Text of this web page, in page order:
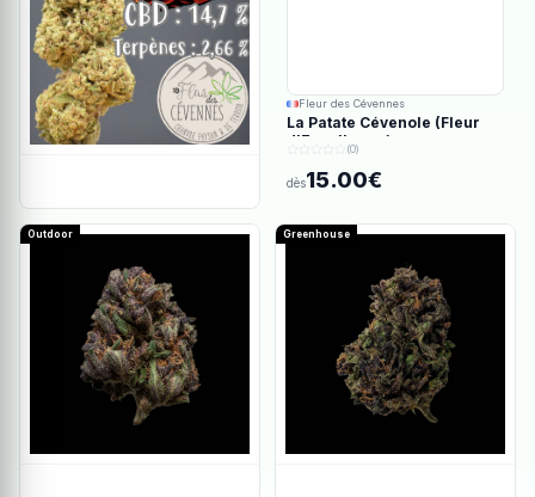
Fleur des Cévennes
La Patate Cévenole (Fleur
d'Excellence)
(0)
dès15.00€
Outdoor Greenhouse